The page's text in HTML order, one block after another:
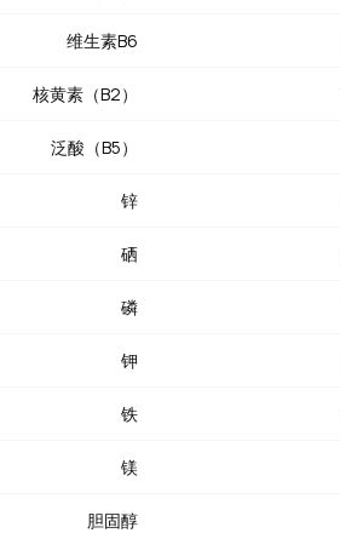
维生素B6
核黄素（B2）
泛酸（B5）
锌
硒
磷
钾
铁
镁
胆固醇